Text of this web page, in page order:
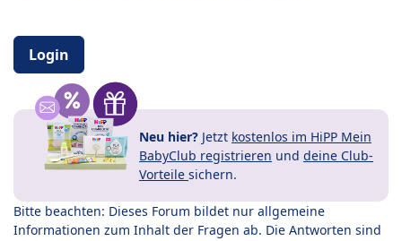
Login
Neu hier? Jetzt kostenlos im HiPP Mein
BabyClub registrieren und deine Club-
Vorteile sichern.
Bitte beachten: Dieses Forum bildet nur allgemeine
Informationen zum Inhalt der Fragen ab. Die Antworten sind